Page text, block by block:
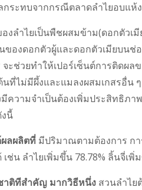
กระทบจากกรณีตลาดลำไยอบแห้
งลำไยเป็นพืชผสมข้าม(ดอกตัวเ
ของดอกตัวผู้และดอกตัวเมียบน
จะช่วยทำให้เปอร์เซ็นต์การติดผ
ที่ไม่มีผึ้งและแมลงผสมเกสรอื่น
ความจำเป็นต้องเพิ่มประสิทธิภา
นี้
ผลผลิตที่ มีปริมาณตามต้องการ กา
ช่น ลำไยเพิ่มขึ้น 78.78% ลิ้นจี่เพิ่
าติทีสำคัญ มากวิธีหนึ่ง สวนลำไย